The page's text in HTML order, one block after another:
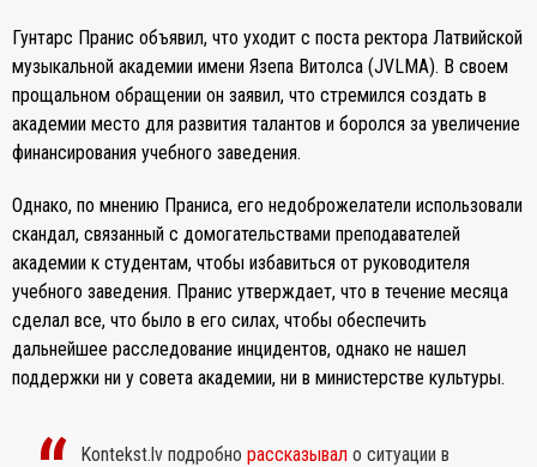
Гунтарс Пранис объявил, что уходит с поста ректора Латвийской
музыкальной академии имени Язепа Витолса (JVLMA). В своем
прощальном обращении он заявил, что стремился создать в
академии место для развития талантов и боролся за увеличение
финансирования учебного заведения.
Однако, по мнению Праниса, его недоброжелатели использовали
скандал, связанный с домогательствами преподавателей
академии к студентам, чтобы избавиться от руководителя
учебного заведения. Пранис утверждает, что в течение месяца
сделал все, что было в его силах, чтобы обеспечить
дальнейшее расследование инцидентов, однако не нашел
поддержки ни у совета академии, ни в министерстве культуры.
Kontekst.lv подробно рассказывал о ситуации в